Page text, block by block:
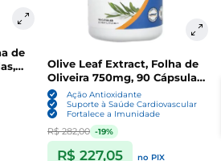
de
Olive Leaf Extract, Folha de
Oliveira 750mg, 90 Cápsulas,
Nutricost
Ação Antioxidante
Suporte à Saúde Cardiovascular
Fortalece a Imunidade
R$ 282,00 -19%
R$ 227,05 no PIX